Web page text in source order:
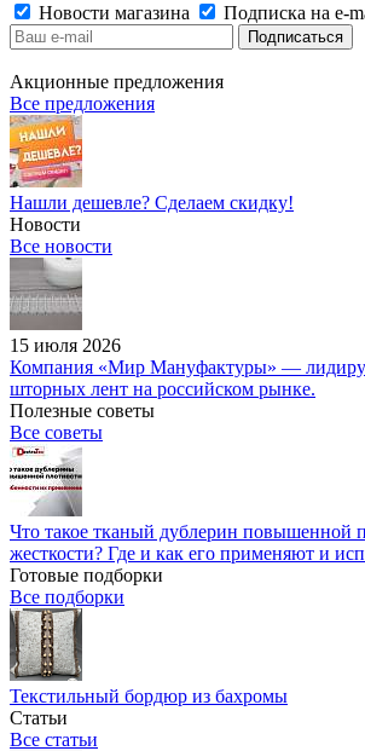
Новости магазина
Подписка на e-
Акционные предложения
Все предложения
Нашли дешевле? Сделаем скидку!
Новости
Все новости
15 июля 2026
Компания «Мир Мануфактуры» —
шторных лент на российском рынке.
Полезные советы
Все советы
Что такое тканый дублерин повышенной
жесткости? Где и как его применяют и
Готовые подборки
Все подборки
Текстильный бордюр из бахромы
Статьи
Все статьи